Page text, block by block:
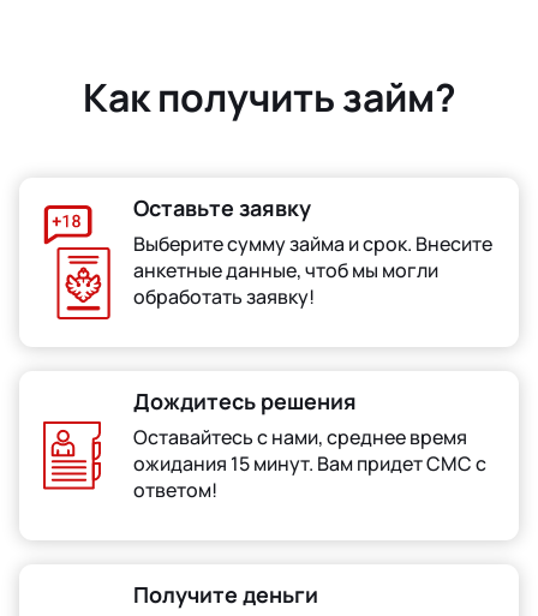
Как получить займ?
Оставьте заявку
Выберите сумму займа и срок. Внесите
анкетные данные, чтоб мы могли
обработать заявку!
Дождитесь решения
Оставайтесь с нами, среднее время
ожидания 15 минут. Вам придет СМС с
ответом!
Получите деньги